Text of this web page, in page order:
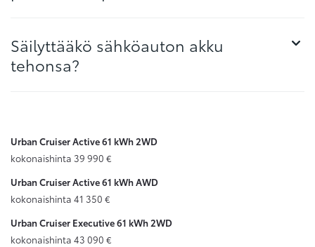
Säilyttääkö sähköauton akku
tehonsa?
Urban Cruiser Active 61 kWh 2WD
kokonaishinta 39 990 €
Urban Cruiser Active 61 kWh AWD
kokonaishinta 41 350 €
Urban Cruiser Executive 61 kWh 2WD
kokonaishinta 43 090 €